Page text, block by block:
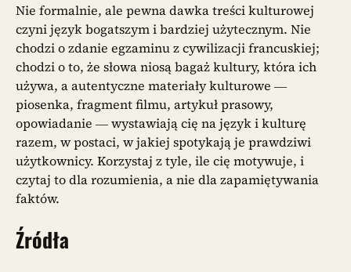
Nie formalnie, ale pewna dawka treści kulturowej
czyni język bogatszym i bardziej użytecznym. Nie
chodzi o zdanie egzaminu z cywilizacji francuskiej;
chodzi o to, że słowa niosą bagaż kultury, która ich
używa, a autentyczne materiały kulturowe —
piosenka, fragment filmu, artykuł prasowy,
opowiadanie — wystawiają cię na język i kulturę
razem, w postaci, w jakiej spotykają je prawdziwi
użytkownicy. Korzystaj z tyle, ile cię motywuje, i
czytaj to dla rozumienia, a nie dla zapamiętywania
faktów.
Źródła